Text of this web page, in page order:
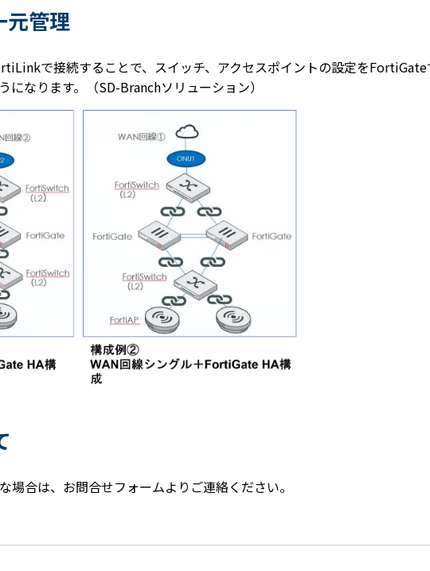
管理
で接続することで、スイッチ、アクセスポイントの設定をFortiGate
なります。（SD-Branchソリューション）
合は、お問合せフォームよりご連絡ください。